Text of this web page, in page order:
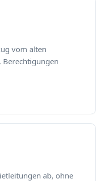
vom alten
Berechtigungen
ab, ohne